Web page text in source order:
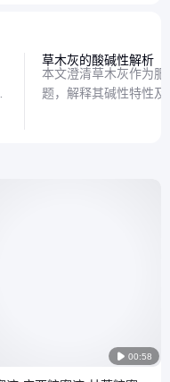
草木灰的酸碱性解析
本文澄清草木灰作为
题，解释其碱性特性
 00:58